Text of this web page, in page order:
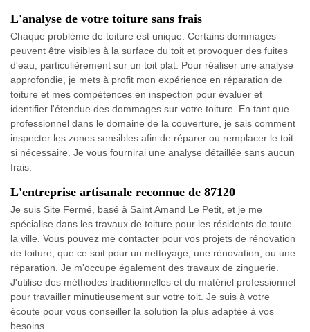
L'analyse de votre toiture sans frais
Chaque problème de toiture est unique. Certains dommages
peuvent être visibles à la surface du toit et provoquer des fuites
d'eau, particulièrement sur un toit plat. Pour réaliser une analyse
approfondie, je mets à profit mon expérience en réparation de
toiture et mes compétences en inspection pour évaluer et
identifier l'étendue des dommages sur votre toiture. En tant que
professionnel dans le domaine de la couverture, je sais comment
inspecter les zones sensibles afin de réparer ou remplacer le toit
si nécessaire. Je vous fournirai une analyse détaillée sans aucun
frais.
L'entreprise artisanale reconnue de 87120
Je suis Site Fermé, basé à Saint Amand Le Petit, et je me
spécialise dans les travaux de toiture pour les résidents de toute
la ville. Vous pouvez me contacter pour vos projets de rénovation
de toiture, que ce soit pour un nettoyage, une rénovation, ou une
réparation. Je m'occupe également des travaux de zinguerie.
J'utilise des méthodes traditionnelles et du matériel professionnel
pour travailler minutieusement sur votre toit. Je suis à votre
écoute pour vous conseiller la solution la plus adaptée à vos
besoins.